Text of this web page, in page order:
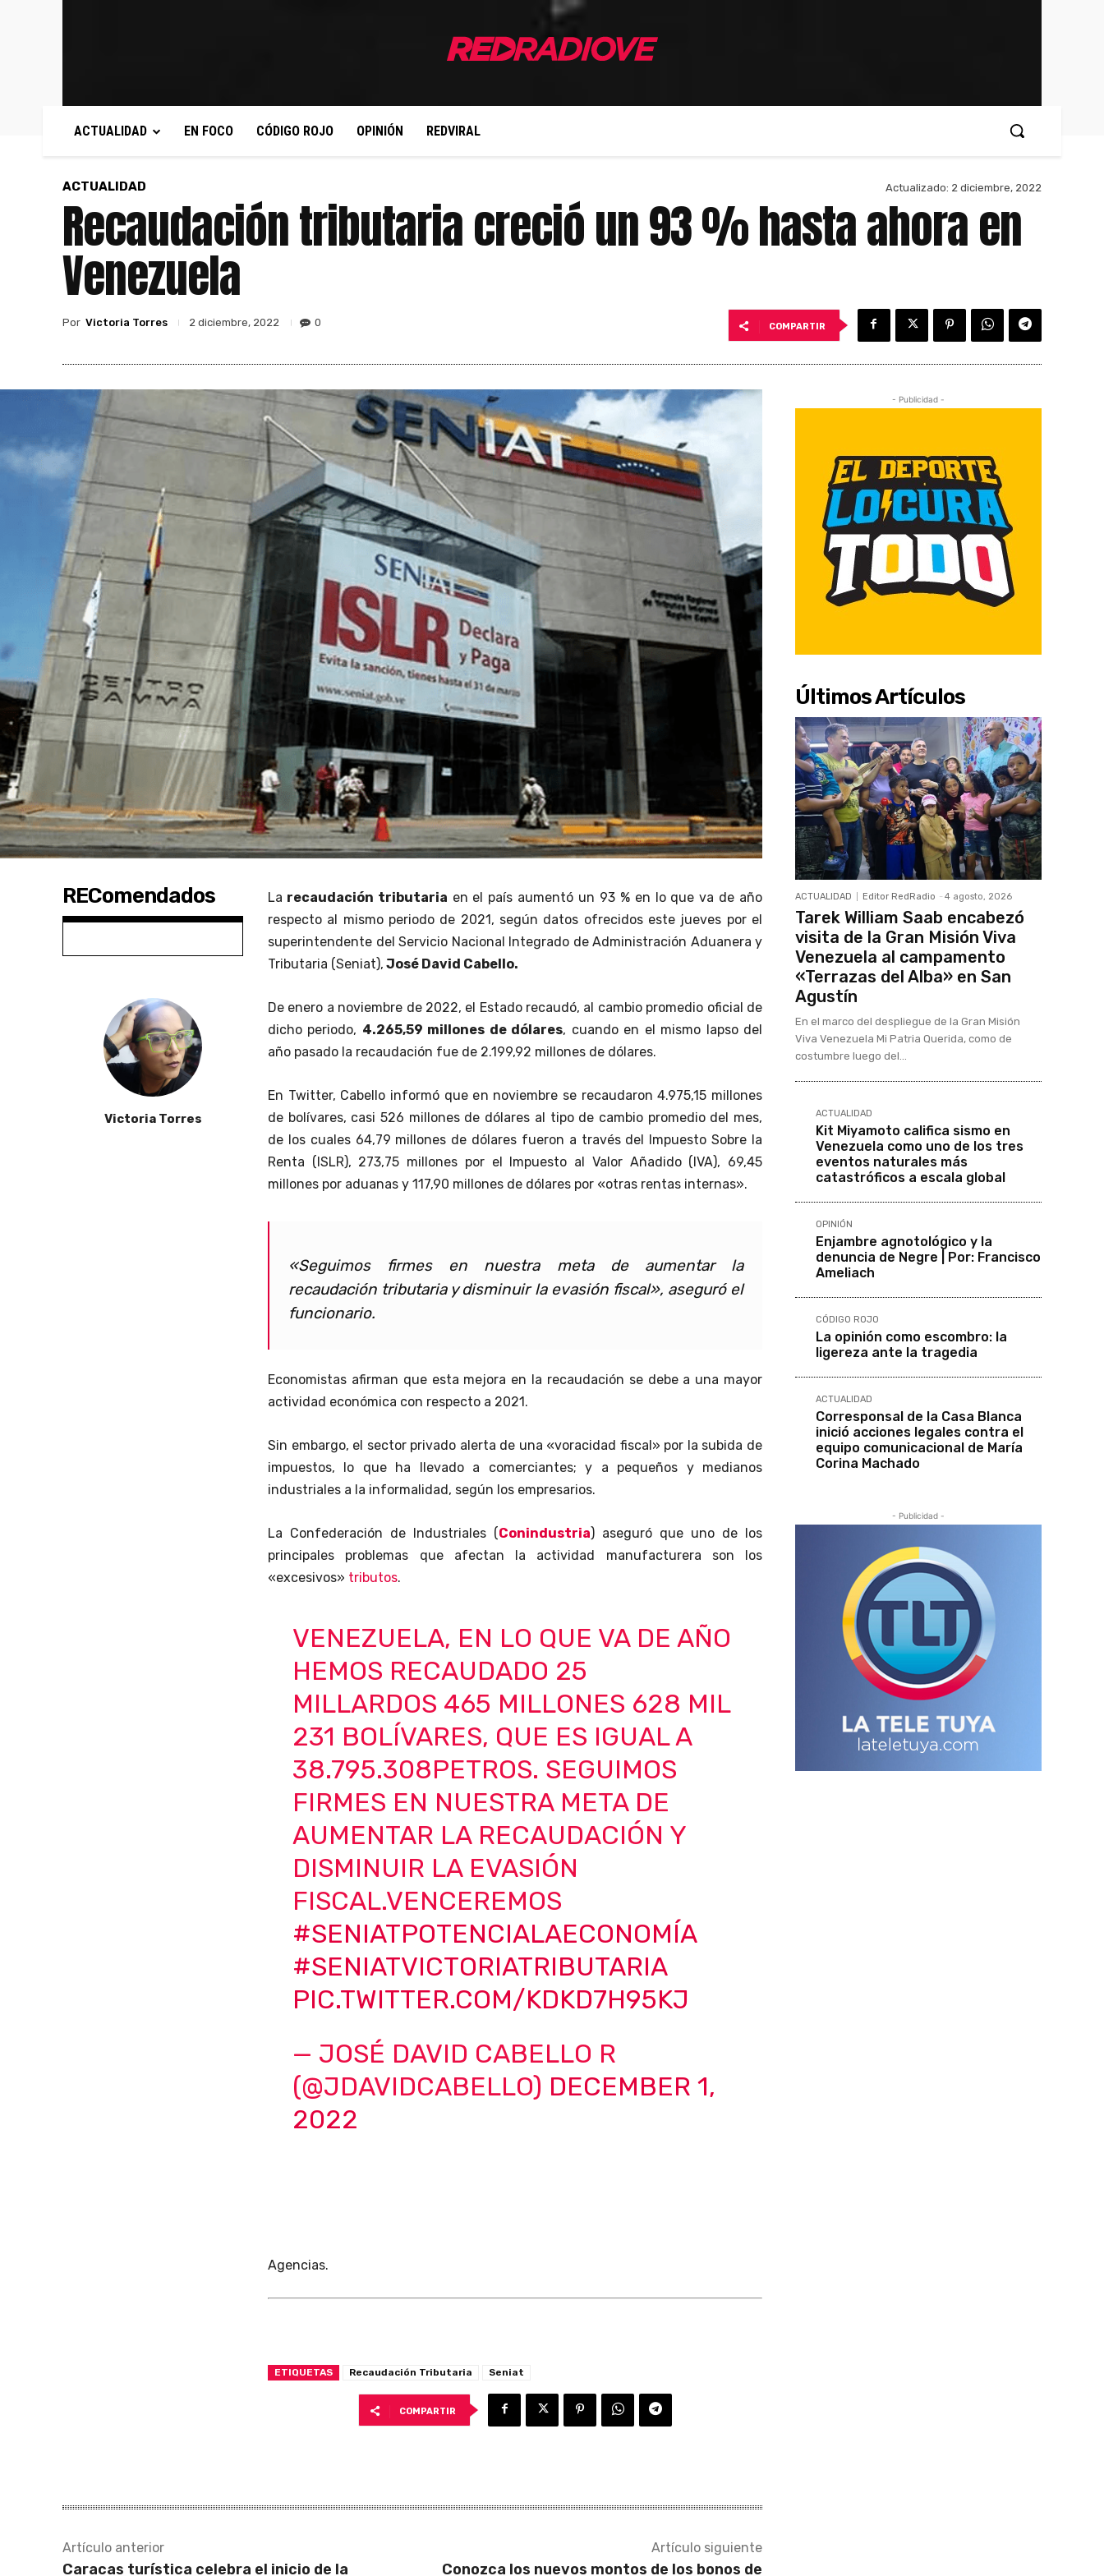
ACTUALIDAD EN FOCO CÓDIGO ROJO OPINIÓN REDVIRAL
ACTUALIDAD Actualizado: 2 diciembre, 2022
Recaudación tributaria creció un 93 % hasta ahora en
Venezuela
Por Victoria Torres 2 diciembre, 2022 0 COMPARTIR
REComendados
Victoria Torres
La recaudación tributaria en el país aumentó un 93 % en lo que va de año
respecto al mismo periodo de 2021, según datos ofrecidos este jueves por el
superintendente del Servicio Nacional Integrado de Administración Aduanera y
Tributaria (Seniat), José David Cabello.
De enero a noviembre de 2022, el Estado recaudó, al cambio promedio oficial de
dicho periodo, 4.265,59 millones de dólares, cuando en el mismo lapso del
año pasado la recaudación fue de 2.199,92 millones de dólares.
En Twitter, Cabello informó que en noviembre se recaudaron 4.975,15 millones
de bolívares, casi 526 millones de dólares al tipo de cambio promedio del mes,
de los cuales 64,79 millones de dólares fueron a través del Impuesto Sobre la
Renta (ISLR), 273,75 millones por el Impuesto al Valor Añadido (IVA), 69,45
millones por aduanas y 117,90 millones de dólares por «otras rentas internas».
«Seguimos firmes en nuestra meta de aumentar la
recaudación tributaria y disminuir la evasión fiscal», aseguró el
funcionario.
Economistas afirman que esta mejora en la recaudación se debe a una mayor
actividad económica con respecto a 2021.
Sin embargo, el sector privado alerta de una «voracidad fiscal» por la subida de
impuestos, lo que ha llevado a comerciantes; y a pequeños y medianos
industriales a la informalidad, según los empresarios.
La Confederación de Industriales (Conindustria) aseguró que uno de los
principales problemas que afectan la actividad manufacturera son los
«excesivos» tributos.
VENEZUELA, EN LO QUE VA DE AÑO
HEMOS RECAUDADO 25
MILLARDOS 465 MILLONES 628 MIL
231 BOLÍVARES, QUE ES IGUAL A
38.795.308PETROS. SEGUIMOS
FIRMES EN NUESTRA META DE
AUMENTAR LA RECAUDACIÓN Y
DISMINUIR LA EVASIÓN
FISCAL.VENCEREMOS
#SENIATPOTENCIALAECONOMÍA
#SENIATVICTORIATRIBUTARIA
PIC.TWITTER.COM/KDKD7H95KJ
— JOSÉ DAVID CABELLO R
(@JDAVIDCABELLO) DECEMBER 1,
2022
Agencias.
ETIQUETAS Recaudación Tributaria Seniat
COMPARTIR
Artículo anterior
Caracas turística celebra el inicio de la
Artículo siguiente
Conozca los nuevos montos de los bonos de
- Publicidad -
Últimos Artículos
ACTUALIDAD Editor RedRadio - 4 agosto, 2026
Tarek William Saab encabezó
visita de la Gran Misión Viva
Venezuela al campamento
«Terrazas del Alba» en San
Agustín
En el marco del despliegue de la Gran Misión
Viva Venezuela Mi Patria Querida, como de
costumbre luego del...
ACTUALIDAD
Kit Miyamoto califica sismo en
Venezuela como uno de los tres
eventos naturales más
catastróficos a escala global
OPINIÓN
Enjambre agnotológico y la
denuncia de Negre | Por: Francisco
Ameliach
CÓDIGO ROJO
La opinión como escombro: la
ligereza ante la tragedia
ACTUALIDAD
Corresponsal de la Casa Blanca
inició acciones legales contra el
equipo comunicacional de María
Corina Machado
- Publicidad -